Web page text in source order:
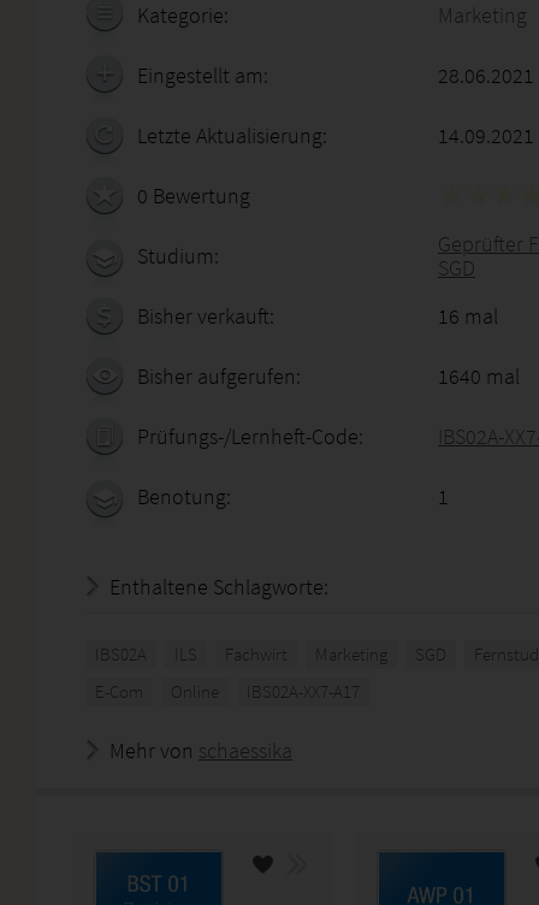
Kategorie: Marketing
Eingestellt am:
Letzte Aktualisierung: 14.09.2021
0 Bewertung
Studium:
Geprüfter
SGD
Bisher verkauft:
16 mal
Bisher aufgerufen: 1640 mal
Prüfungs-/Lernheft-Code: IBS02A-
Benotung: 1
Enthaltene Schlagworte:
IBS02A ILS Fachwirt Marketing SGD
E-Com
Online IBS02A-XX7-A17
Mehr von schaessika